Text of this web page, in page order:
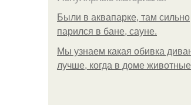
Были в аквапарке, там сильно
парился в бане, сауне.
Мы узнаем какая обивка
лучше, когда в доме